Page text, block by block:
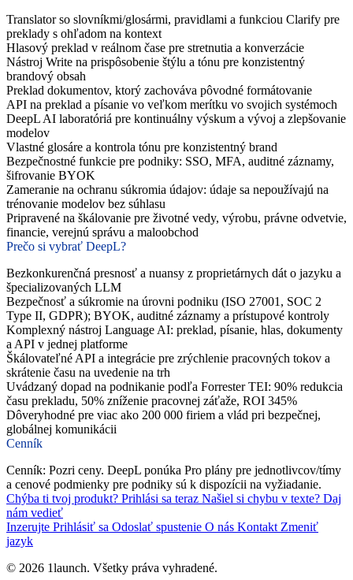
Translator so slovníkmi/glosármi, pravidlami a funkciou Clarify pre
preklady s ohľadom na kontext
Hlasový preklad v reálnom čase pre stretnutia a konverzácie
Nástroj Write na prispôsobenie štýlu a tónu pre konzistentný
brandový obsah
Preklad dokumentov, ktorý zachováva pôvodné formátovanie
API na preklad a písanie vo veľkom merítku vo svojich systémoch
DeepL AI laboratóriá pre kontinuálny výskum a vývoj a zlepšovanie
modelov
Vlastné glosáre a kontrola tónu pre konzistentný brand
Bezpečnostné funkcie pre podniky: SSO, MFA, auditné záznamy,
šifrovanie BYOK
Zameranie na ochranu súkromia údajov: údaje sa nepoužívajú na
trénovanie modelov bez súhlasu
Pripravené na škálovanie pre životné vedy, výrobu, právne odvetvie,
financie, verejnú správu a maloobchod
Prečo si vybrať DeepL?
Bezkonkurenčná presnosť a nuansy z proprietárnych dát o jazyku a
špecializovaných LLM
Bezpečnosť a súkromie na úrovni podniku (ISO 27001, SOC 2
Type II, GDPR); BYOK, auditné záznamy a prístupové kontroly
Komplexný nástroj Language AI: preklad, písanie, hlas, dokumenty
a API v jednej platforme
Škálovateľné API a integrácie pre zrýchlenie pracovných tokov a
skrátenie času na uvedenie na trh
Uvádzaný dopad na podnikanie podľa Forrester TEI: 90% redukcia
času prekladu, 50% zníženie pracovnej záťaže, ROI 345%
Dôveryhodné pre viac ako 200 000 firiem a vlád pri bezpečnej,
globálnej komunikácii
Cenník
Cenník: Pozri ceny. DeepL ponúka Pro plány pre jednotlivcov/tímy
a cenové podmienky pre podniky sú k dispozícii na vyžiadanie.
Chýba ti tvoj produkt? Prihlási sa teraz Našiel si chybu v texte? Daj
nám vedieť
Inzerujte Prihlásiť sa Odoslať spustenie O nás Kontakt Zmeniť
jazyk
© 2026 1launch. Všetky práva vyhradené.